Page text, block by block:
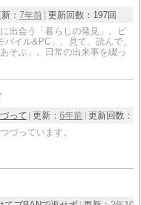
： 7年前 更新回数： 197回
出会う「暮らしの発見」。ビ
イル&PC」。見て、読んで、
そぶ」。日常の出来事を綴っ
って 更新： 6年前 更新回数：
づっています。